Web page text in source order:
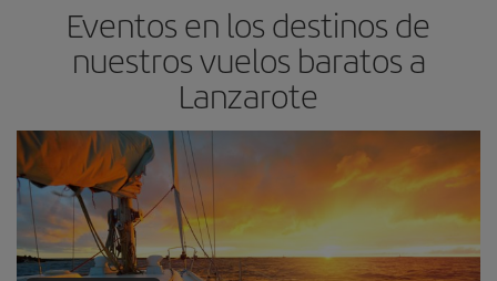
Eventos en los destinos de
nuestros vuelos baratos a
Lanzarote